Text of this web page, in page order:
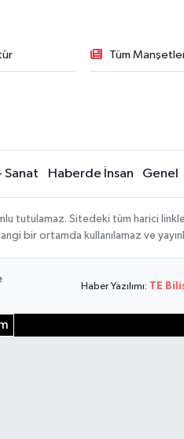
Tüm
Sanat Haberde İnsan Genel
tutulamaz. Sitedeki tüm harici linkler
bir ortamda kullanılamaz ve
Haber Yazılımı: TE